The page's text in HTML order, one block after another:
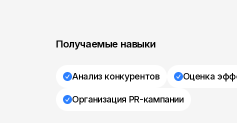
Получаемые навыки
Анализ конкурентов Оценка
Организация PR-кампании